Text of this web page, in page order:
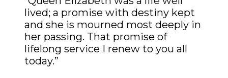
lived; a promise with destiny kept
and she is mourned most deeply in
her passing. That promise of
lifelong service I renew to you all
today.”